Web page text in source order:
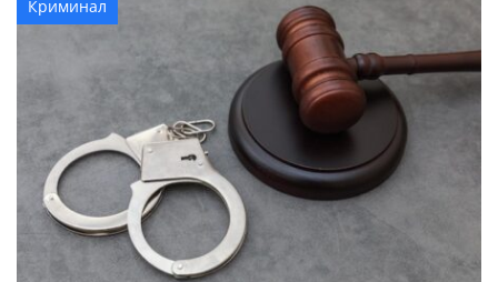
пострадавшую с телесными повреждениями
госпитализировали в больницу. По факту ДТП сведения
внесены в Единый реестр досудебных расследований
по ч. […]
Криминал